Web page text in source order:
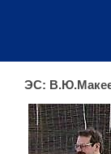
ЭС: